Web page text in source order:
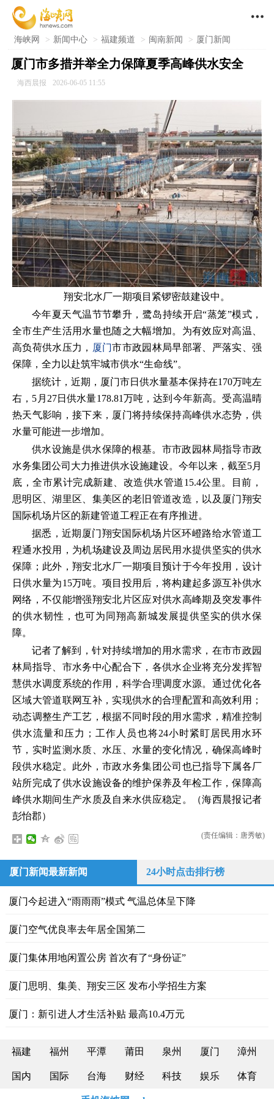

海峡网 > 新闻中心 > 福建频道 > 闽南新闻 > 厦门新闻
厦门市多措并举全力保障夏季高峰供水安全
海西晨报 2026-06-05 11:55
翔安北水厂一期项目紧锣密鼓建设中。
今年夏天气温节节攀升，鹭岛持续开启“蒸笼”模式，
全市生产生活用水量也随之大幅增加。为有效应对高温、
高负荷供水压力， 厦门市市政园林局早部署、严落实、强
保障，全力以赴筑牢城市供水“生命线”。
据统计，近期，厦门市日供水量基本保持在170万吨左
右，5月27日供水量178.81万吨，达到今年新高。受高温晴
热天气影响，接下来，厦门将持续保持高峰供水态势，供
水量可能进一步增加。
供水设施是供水保障的根基。市市政园林局指导市政
水务集团公司大力推进供水设施建设。今年以来，截至5月
底，全市累计完成新建、改造供水管道15.4公里。目前，
思明区、湖里区、集美区的老旧管道改造，以及厦门翔安
国际机场片区的新建管道工程正在有序推进。
据悉，近期厦门翔安国际机场片区环嶝路给水管道工
程通水投用，为机场建设及周边居民用水提供坚实的供水
保障；此外，翔安北水厂一期项目预计于今年投用，设计
日供水量为15万吨。项目投用后，将构建起多源互补供水
网络，不仅能增强翔安北片区应对供水高峰期及突发事件
的供水韧性，也可为同翔高新城发展提供坚实的供水保
障。
记者了解到，针对持续增加的用水需求，在市市政园
林局指导、市水务中心配合下，各供水企业将充分发挥智
慧供水调度系统的作用，科学合理调度水源。通过优化各
区域大管道联网互补，实现供水的合理配置和高效利用；
动态调整生产工艺，根据不同时段的用水需求，精准控制
供水流量和压力；工作人员也将24小时紧盯居民用水环
节，实时监测水质、水压、水量的变化情况，确保高峰时
段供水稳定。此外，市政水务集团公司也已指导下属各厂
站所完成了供水设施设备的维护保养及年检工作，保障高
峰供水期间生产水质及自来水供应稳定。（海西晨报记者
彭怡郡）
(责任编辑：唐秀敏)
厦门新闻最新新闻 24小时点击排行榜
厦门今起进入“雨雨雨”模式 气温总体呈下降
厦门空气优良率去年居全国第二
厦门集体用地闲置公房 首次有了“身份证”
厦门思明、集美、翔安三区 发布小学招生方案
厦门：新引进人才生活补贴 最高10.4万元
福建 福州 平潭 莆田 泉州 厦门 漳州
国内 国际 台海 财经 科技 娱乐 体育